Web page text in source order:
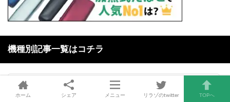
機種別記事一覧はコチラ
IQOS互換機
ホーム シェア メニュー リラゾのtwitter TOPへ